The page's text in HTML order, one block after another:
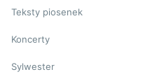
Teksty piosenek
Koncerty
Sylwester